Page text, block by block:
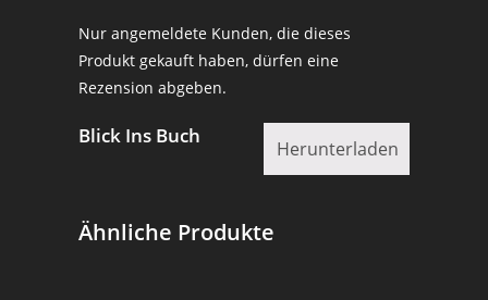
Nur angemeldete Kunden, die dieses
Produkt gekauft haben, dürfen eine
Rezension abgeben.
Blick Ins Buch
Herunterladen
Ähnliche Produkte